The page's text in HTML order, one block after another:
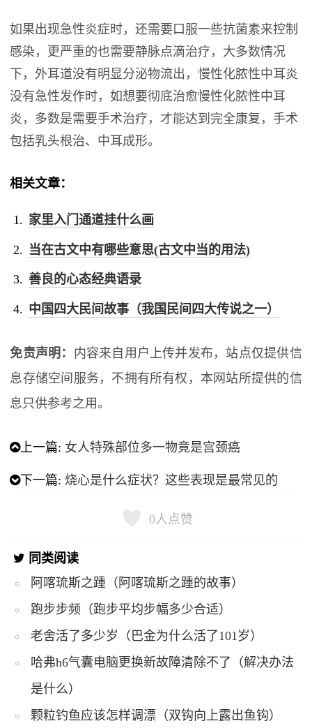
如果出现急性炎症时，还需要口服一些抗菌素来控制
感染，更严重的也需要静脉点滴治疗，大多数情况
下，外耳道没有明显分泌物流出，慢性化脓性中耳炎
没有急性发作时，如想要彻底治愈慢性化脓性中耳
炎，多数是需要手术治疗，才能达到完全康复，手术
包括乳头根治、中耳成形。
相关文章：
家里入门通道挂什么画
当在古文中有哪些意思(古文中当的用法)
善良的心态经典语录
中国四大民间故事（我国民间四大传说之一）
免责声明： 内容来自用户上传并发布，站点仅提供信
息存储空间服务，不拥有所有权，本网站所提供的信
息只供参考之用。
上一篇: 女人特殊部位多一物竟是宫颈癌
下一篇: 烧心是什么症状？这些表现是最常见的
0人点赞
同类阅读
阿喀琉斯之踵（阿喀琉斯之踵的故事）
跑步步频（跑步平均步幅多少合适）
老舍活了多少岁（巴金为什么活了101岁）
哈弗h6气囊电脑更换新故障清除不了（解决办法
是什么）
颗粒钓鱼应该怎样调漂（双钩向上露出鱼钩）